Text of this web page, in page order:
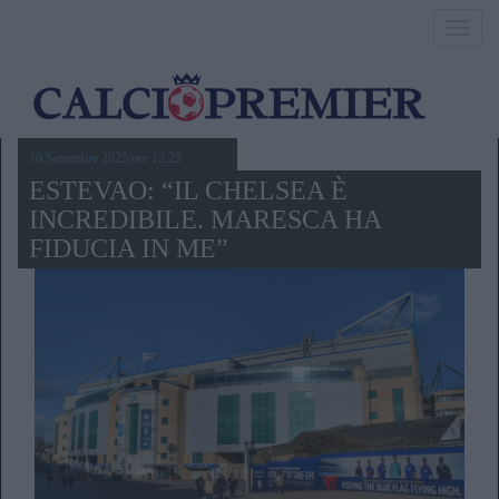
10 Settembre 2025,ore 12.25
ESTEVAO: “IL CHELSEA È
INCREDIBILE. MARESCA HA
FIDUCIA IN ME”